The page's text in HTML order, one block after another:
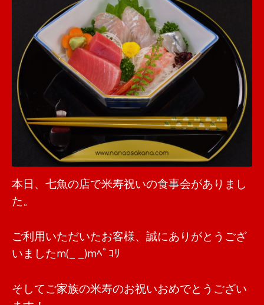
本日、七魚の店で米寿祝いの食事会がありまし
た。
ご利用いただいたお客様、誠にありがとうござ
いましたm(_ _)mﾍﾟｺﾘ
そしてご家族の米寿のお祝いおめでとうござい